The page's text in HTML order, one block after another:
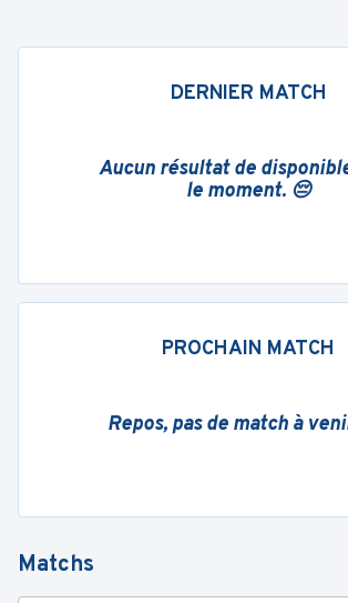
DERNIER MATCH
Aucun résultat de
le moment. 😔
PROCHAIN MATCH
Repos, pas de match à
Matchs